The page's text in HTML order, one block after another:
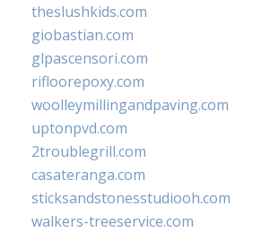
theslushkids.com
giobastian.com
glpascensori.com
rifloorepoxy.com
woolleymillingandpaving.com
uptonpvd.com
2troublegrill.com
casateranga.com
sticksandstonesstudiooh.com
walkers-treeservice.com